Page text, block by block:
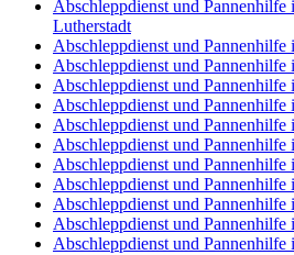
Abschleppdienst und Pannenhilfe
Lutherstadt
Abschleppdienst und
Abschleppdienst und
Abschleppdienst und Pannenhilfe
Abschleppdienst und Pannenhilfe
Abschleppdienst und
Abschleppdienst und Pannenhilfe
Abschleppdienst und
Abschleppdienst und Pannenhilfe
Abschleppdienst und Pannenhilfe
Abschleppdienst und Pannenhilfe
Abschleppdienst und Pannenhilfe